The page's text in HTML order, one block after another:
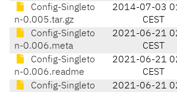
Config-Singleto
n-0.005.tar.gz
2014-07-03
CEST
Config-Singleto
n-0.006.meta
2021-06-21
CEST
Config-Singleto
n-0.006.readme
2021-06-21
CEST
Config-Singleto
2021-06-21